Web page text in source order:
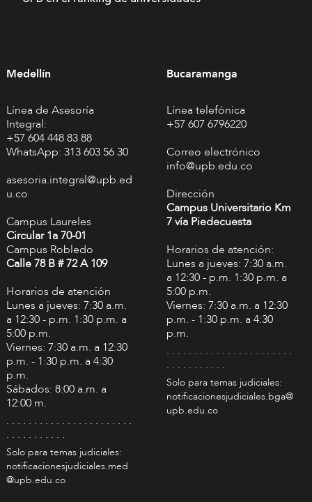
Medellín
Línea de Asesoría
Integral:
+57 604 448 83 88
WhatsApp: 313 603 56 30
asesoria.integral@upb.ed
u.co
Campus Laureles
Circular 1a 70-01
Campus Robledo
Calle 78 B # 72 A 109
Horarios de atención
Lunes a jueves: 7:30 a.m.
a 12:30 - p.m. 1:30 p.m. a
5:00 p.m.
Viernes: 7:30 a.m. a 12:30
p.m. - 1:30 p.m. a 4:30
p.m.
Sábados: 8:00 a.m. a
12:00 m.
. . . . . . . . . . . . . . . . . . . . . . .
. . . . . . . . . . .
Solo para temas judiciales:
notificacionesjudiciales.med
@upb.edu.co
Bucaramanga
Línea telefónica
+57 607 6796220
Correo electrónico
info@upb.edu.co
Dirección
Campus Universitario Km
7 vía Piedecuesta
Horarios de atención:
Lunes a jueves: 7:30 a.m.
a 12:30 - p.m. 1:30 p.m. a
5:00 p.m.
Viernes: 7:30 a.m. a 12:30
p.m. - 1:30 p.m. a 4:30
p.m.
. . . . . . . . . . . . . . . . . . . . . . .
. . . . . . . . . . .
Solo para temas judiciales:
notificacionesjudiciales.bga@
upb.edu.co